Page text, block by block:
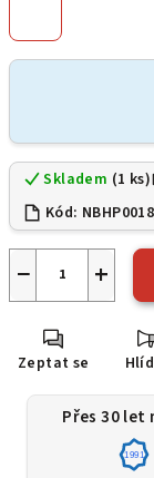
Skladem (1 ks)
Kód:
+
−
Zeptat se
Přes 30 let
1991